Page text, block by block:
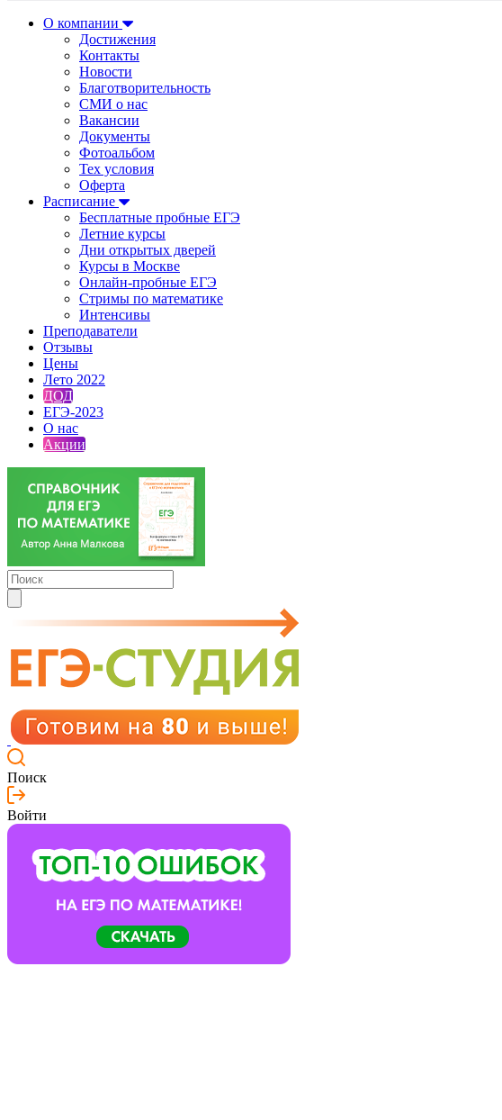
О компании
Достижения
Контакты
Новости
Благотворительность
СМИ о нас
Вакансии
Документы
Фотоальбом
Тех условия
Оферта
Расписание
Бесплатные пробные ЕГЭ
Летние курсы
Дни открытых дверей
Курсы в Москве
Онлайн-пробные ЕГЭ
Стримы по математике
Интенсивы
Преподаватели
Отзывы
Цены
Лето 2022
ДОД
ЕГЭ-2023
О нас
Акции
Поиск
Войти